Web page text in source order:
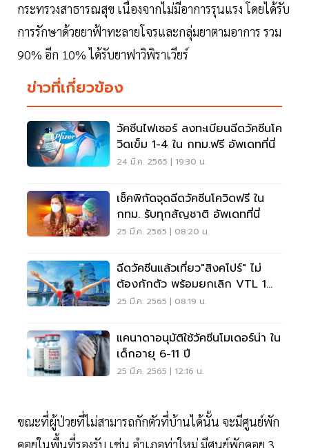
กระทรวงสาธารณสุข เนื่องจากไม่มีอาการรุนแรง โดยได้รับ
การรักษาด้วยยาฟ้าทะลายโจรและกลุ่มยาตามอาการ รวม
90% อีก 10% ได้รับยาฟาวิพิราเวียร์
ข่าวที่เกี่ยวข้อง
วัคซีนไฟเซอร์ ลงทะเบียนฉีดวัคซีนโค
วิดเข็ม 1-4 ใน กทม.ฟรี อัพเดทที่นี่
24 มี.ค. 2565 | 19:30 น.
เช็คพิกัดจุดฉีดวัคซีนโควิดฟรี ใน
กทม. รับทุกสัญชาติ อัพเดทที่นี่
25 มี.ค. 2565 | 08:20 น.
ฉีดวัคซีนแล้วเที่ยว"สิงคโปร์" ไม่
ต้องกักตัว พร้อมยกเลิก VTL 1
เม.ย. 65
25 มี.ค. 2565 | 08:19 น.
แคนาดาอนุมัติใช้วัคซีนโมเดอร์น่า ใน
เด็กอายุ 6-11 ปี
25 มี.ค. 2565 | 12:16 น.
ขณะที่ผู้ป่วยที่ไม่สามารถกักตัวที่บ้านได้นั้น จะมีศูนย์พัก
คอยในพื้นที่รองรับ เช่น อำเภอท่าใหม่ มีศูนย์พักคอย 3